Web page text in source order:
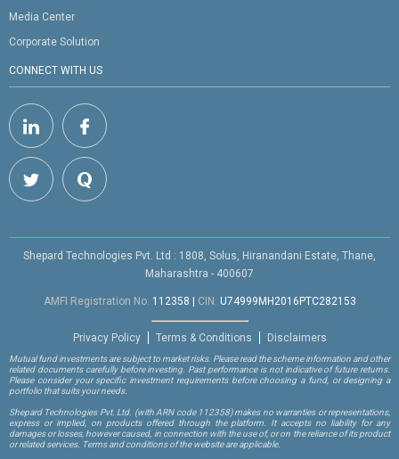
Media Center
Corporate Solution
CONNECT WITH US
Shepard Technologies Pvt. Ltd : 1808, Solus, Hiranandani Estate, Thane,
Maharashtra - 400607
AMFI Registration No. 112358 CIN: U74999MH2016PTC282153
Privacy Policy Terms & Conditions Disclaimers
Mutual fund investments are subject to market risks. Please read the scheme information and other
related documents carefully before investing. Past performance is not indicative of future returns.
Please consider your specific investment requirements before choosing a fund, or designing a
portfolio that suits your needs.
Shepard Technologies Pvt. Ltd. (with ARN code 112358)makes no warranties or representations,
express or implied, on products offered through the platform. It accepts no liability for any
damages or losses, however caused, in connection with the use of, or on the reliance of its product
or related services. Terms and conditions of the website are applicable.